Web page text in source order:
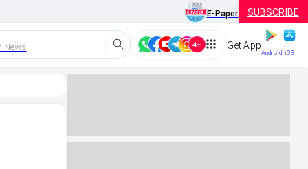
E-Paper SUBSCRIBE
News Get App
Android iOS